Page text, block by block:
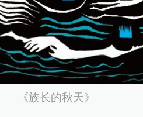
《族长的秋天》